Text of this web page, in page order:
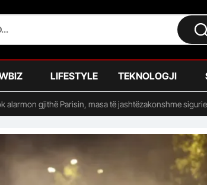
LIFESTYLE TEKNOLOGJI
alarmon gjithë Parisin, masa të jashtëzakonshme